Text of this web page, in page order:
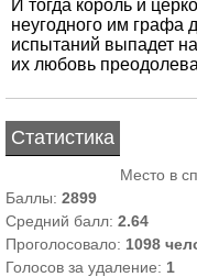
И тогда король и
неугодного им графа
испытаний выпадет
их любовь
Статистика
Место в
Баллы: 2899
Средний балл: 2.64
Проголосовало: 1098
Голосов за удаление: 1